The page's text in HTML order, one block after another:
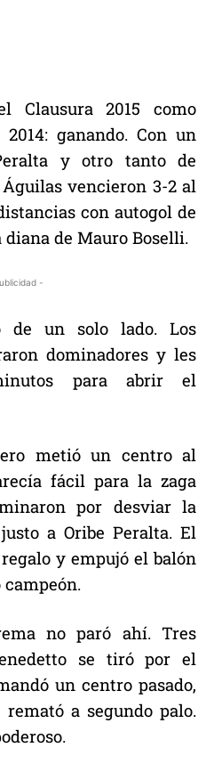
Clausura 2015 como
ganando. Con un
y otro tanto de
vencieron 3-2 al
con autogol de
de Mauro Boselli.
-
de un solo lado. Los
dominadores y les
para abrir el
metió un centro al
fácil para la zaga
por desviar la
a Oribe Peralta. El
regalo y empujó el balón
no paró ahí. Tres
se tiró por el
un centro pasado,
remató a segundo palo.